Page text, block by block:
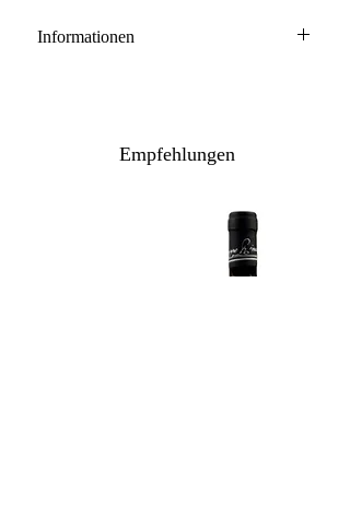
Informationen
Anbau: konventionell
Inhalt / Gebinde: 75 cl / 1er Etui
Empfehlungen